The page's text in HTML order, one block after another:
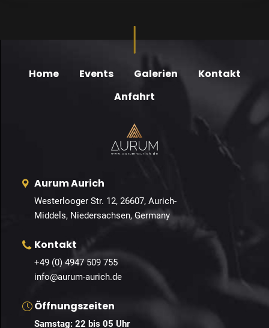
Home Events Galerien
Kontakt
Anfahrt
Aurum Aurich
Westerlooger Str. 12, 26607, Aurich-
Middels, Niedersachsen, Germany
Kontakt
+49 (0) 4947 509 755
info@aurum-aurich.de
Öffnungszeiten
Samstag: 22 bis 05 Uhr